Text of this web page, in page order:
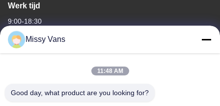
Werk tijd
9:00-18:30
Ons adres
No 8028, Jincheng Industrial Center, South Lixin Rd, Fuyong
Missy Vans
11:48 AM
Good day, what product are you looking for?